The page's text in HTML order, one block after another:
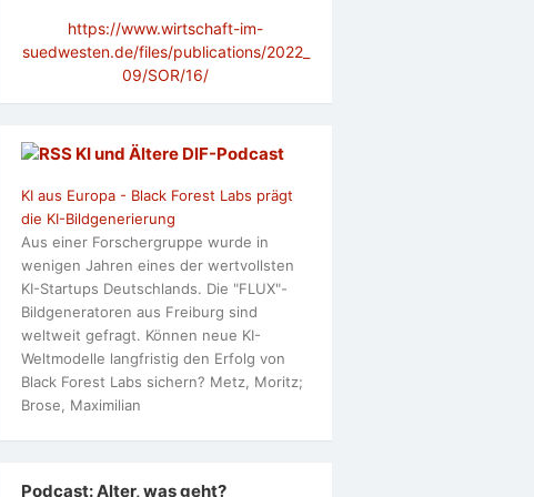
https://www.wirtschaft-im-
suedwesten.de/files/publications/2022_
09/SOR/16/
KI und Ältere DlF-Podcast
KI aus Europa - Black Forest Labs prägt
die KI-Bildgenerierung
Aus einer Forschergruppe wurde in
wenigen Jahren eines der wertvollsten
KI-Startups Deutschlands. Die "FLUX"-
Bildgeneratoren aus Freiburg sind
weltweit gefragt. Können neue KI-
Weltmodelle langfristig den Erfolg von
Black Forest Labs sichern? Metz, Moritz;
Brose, Maximilian
Podcast: Alter, was geht?